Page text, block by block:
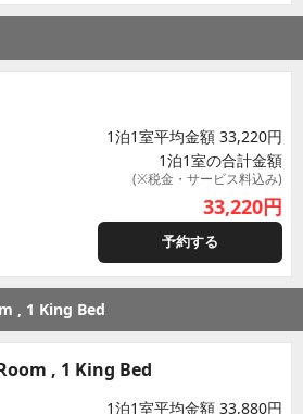
1泊1室平均金額 33,220円
1泊1室の合計金額
(※税金・サービス料込み)
33,220円
予約する
, 1 King Bed
, 1 King Bed
1泊1室平均金額 33,880円